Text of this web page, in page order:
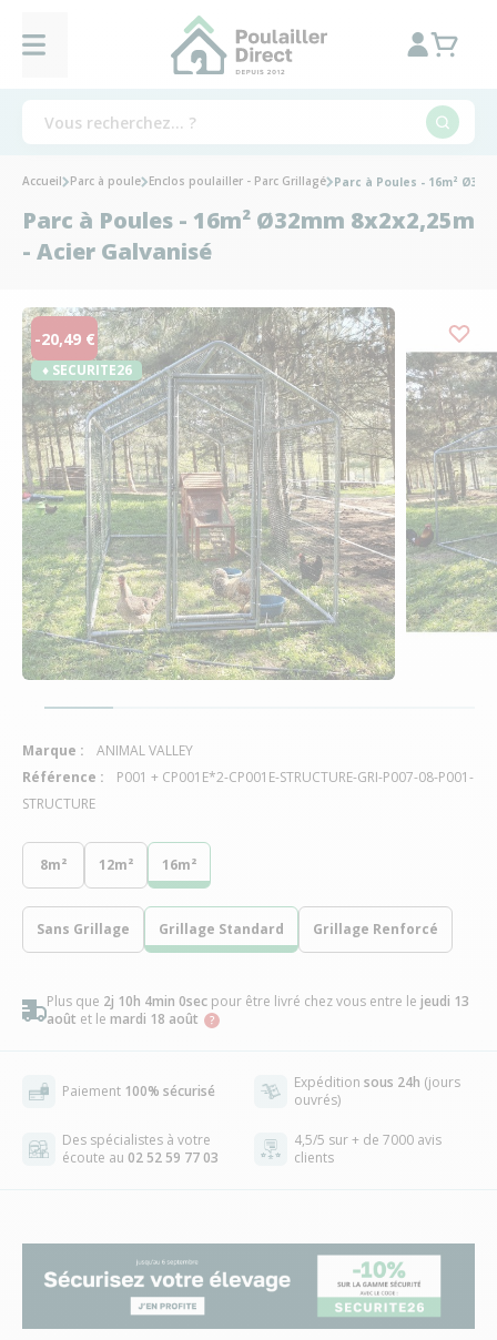
8m² 12m² 16m²
Sans Grillage Grillage Standard Grillage Renforcé
Plus que 2j 10h 3min 59secpour être livré chez vousentre lejeudi
13 août et lemardi 18 août
Paiement 100% sécurisé Expédition sous 24h (jours
ouvrés)
Des spécialistes à votre
écoute au 02 52 59 77 03
4,5/5 sur + de 7000 avis
clients
Accueil Parc à poule Enclos poulailler - Parc Grillagé Parc à Poules - 16m²
Parc à Poules - 16m² Ø32mm 8x2x2,25m
- Acier Galvanisé
-20,49 €
♦ SECURITE26
Marque :
ANIMAL VALLEY
Référence :
P001 + CP001E*2-CP001E-STRUCTURE-GRI-P007-08-P001-
STRUCTURE